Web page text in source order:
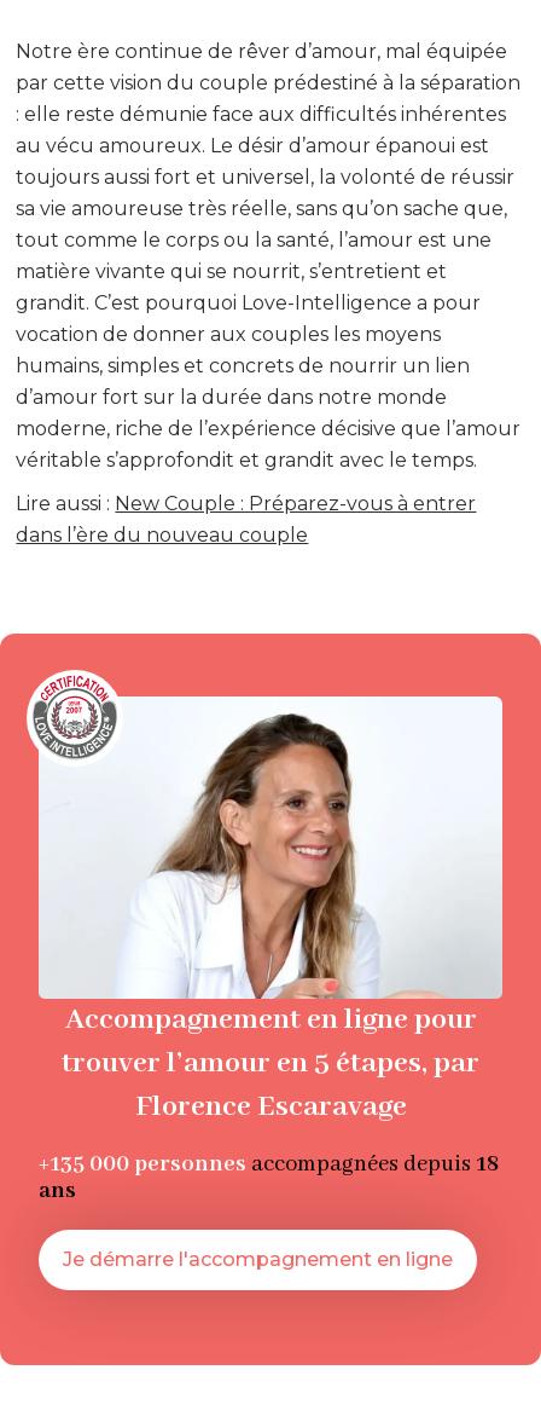
Notre ère continue de rêver d’amour, mal équipée
par cette vision du couple prédestiné à la séparation
: elle reste démunie face aux difficultés inhérentes
au vécu amoureux. Le désir d’amour épanoui est
toujours aussi fort et universel, la volonté de réussir
sa vie amoureuse très réelle, sans qu’on sache que,
tout comme le corps ou la santé, l’amour est une
matière vivante qui se nourrit, s’entretient et
grandit. C’est pourquoi Love-Intelligence a pour
vocation de donner aux couples les moyens
humains, simples et concrets de nourrir un lien
d’amour fort sur la durée dans notre monde
moderne, riche de l’expérience décisive que l’amour
véritable s’approfondit et grandit avec le temps.
Lire aussi : New Couple : Préparez-vous à entrer
dans l’ère du nouveau couple
Accompagnement en ligne pour
trouver l’amour en 5 étapes, par
Florence Escaravage
+135 000 personnes accompagnées depuis 18
ans
Je démarre l'accompagnement en ligne